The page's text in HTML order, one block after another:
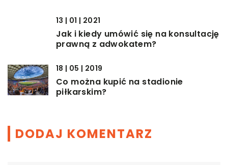
13 | 01 | 2021
Jak i kiedy umówić się na konsultację
prawną z adwokatem?
18 | 05 | 2019
Co można kupić na stadionie
piłkarskim?
DODAJ KOMENTARZ